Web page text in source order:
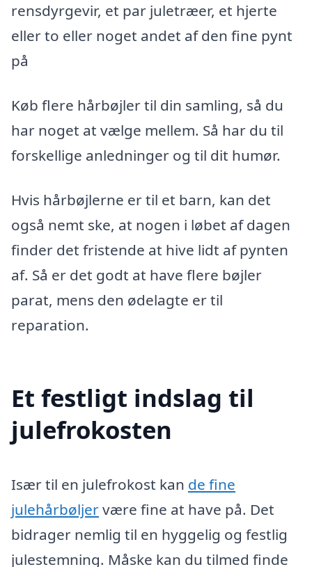
rensdyrgevir, et par juletræer, et hjerte
eller to eller noget andet af den fine pynt
på
Køb flere hårbøjler til din samling, så du
har noget at vælge mellem. Så har du til
forskellige anledninger og til dit humør.
Hvis hårbøjlerne er til et barn, kan det
også nemt ske, at nogen i løbet af dagen
finder det fristende at hive lidt af pynten
af. Så er det godt at have flere bøjler
parat, mens den ødelagte er til
reparation.
Et festligt indslag til
julefrokosten
Især til en julefrokost kan de fine
julehårbøljervære fine at have på. Det
bidrager nemlig til en hyggelig og festlig
julestemning. Måske kan du tilmed finde